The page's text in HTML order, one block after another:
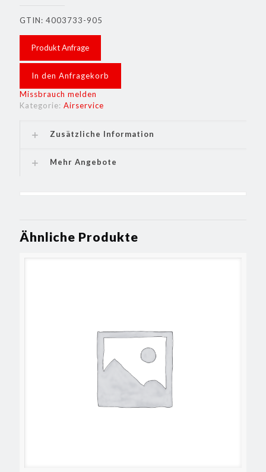
GTIN: 4003733-905
Produkt Anfrage
In den Anfragekorb
Missbrauch melden
Kategorie: Airservice
Zusätzliche Information
Mehr Angebote
Ähnliche Produkte